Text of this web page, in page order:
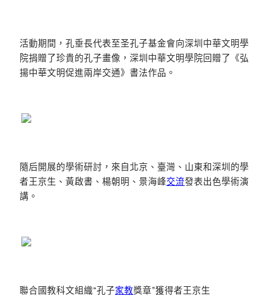
活動期間，孔垂長代表至圣孔子基金會向深圳中華文明學
院捐贈了珍貴的孔子畫像，深圳中華文明學院回贈了《弘
揚中華文明促進兩岸交通》書法作品。
隨后開展的學術研討，來自北京、臺灣、山東和深圳的學
者王京生、黃啟書、楊朝明、景海峰交流發表出色學術演
講。
聯合國教科文組織“孔子家教獎章”獲得者王京生